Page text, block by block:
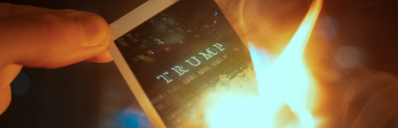
Giải đề thi từng câu
Lời khuyên
Giải đề thi
HỌC THỬ